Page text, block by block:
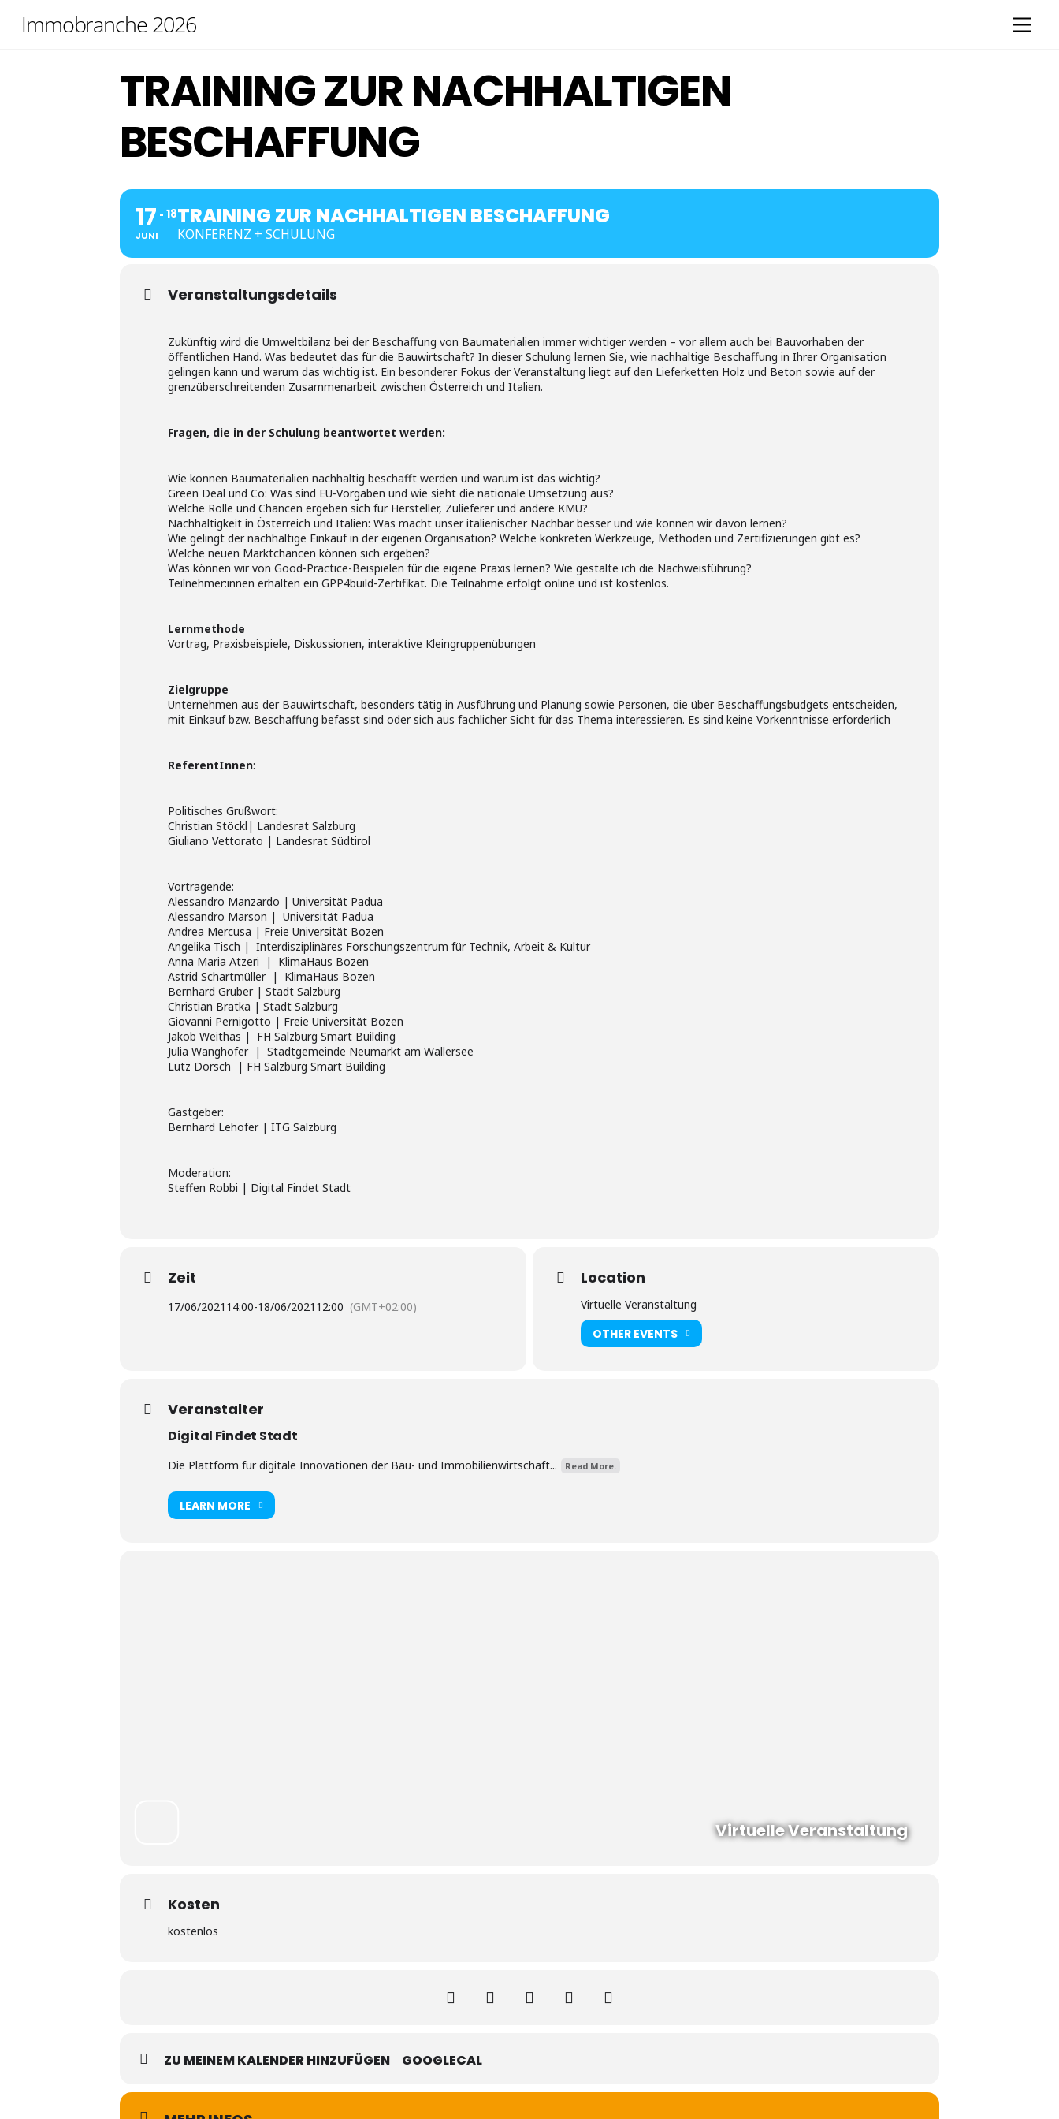
Immobranche 2026
TRAINING ZUR NACHHALTIGEN
BESCHAFFUNG
17
JUNI
18TRAINING ZUR NACHHALTIGEN BESCHAFFUNG
KONFERENZ + SCHULUNG
Veranstaltungsdetails
Zukünftig wird die Umweltbilanz bei der Beschaffung von Baumaterialien immer wichtiger werden – vor allem auch bei Bauvorhaben der
öffentlichen Hand. Was bedeutet das für die Bauwirtschaft? In dieser Schulung lernen Sie, wie nachhaltige Beschaffung in Ihrer Organisation
gelingen kann und warum das wichtig ist. Ein besonderer Fokus der Veranstaltung liegt auf den Lieferketten Holz und Beton sowie auf der
grenzüberschreitenden Zusammenarbeit zwischen Österreich und Italien.
Fragen, die in der Schulung beantwortet werden:
Wie können Baumaterialien nachhaltig beschafft werden und warum ist das wichtig?
Green Deal und Co: Was sind EU-Vorgaben und wie sieht die nationale Umsetzung aus?
Welche Rolle und Chancen ergeben sich für Hersteller, Zulieferer und andere KMU?
Nachhaltigkeit in Österreich und Italien: Was macht unser italienischer Nachbar besser und wie können wir davon lernen?
Wie gelingt der nachhaltige Einkauf in der eigenen Organisation? Welche konkreten Werkzeuge, Methoden und Zertifizierungen gibt es?
Welche neuen Marktchancen können sich ergeben?
Was können wir von Good-Practice-Beispielen für die eigene Praxis lernen? Wie gestalte ich die Nachweisführung?
Teilnehmer:innen erhalten ein GPP4build-Zertifikat. Die Teilnahme erfolgt online und ist kostenlos.
Lernmethode
Vortrag, Praxisbeispiele, Diskussionen, interaktive Kleingruppenübungen
Zielgruppe
Unternehmen aus der Bauwirtschaft, besonders tätig in Ausführung und Planung sowie Personen, die über Beschaffungsbudgets entscheiden,
mit Einkauf bzw. Beschaffung befasst sind oder sich aus fachlicher Sicht für das Thema interessieren. Es sind keine Vorkenntnisse erforderlich
ReferentInnen:
Politisches Grußwort:
Christian Stöckl| Landesrat Salzburg
Giuliano Vettorato | Landesrat Südtirol
Vortragende:
Alessandro Manzardo | Universität Padua
Alessandro Marson | Universität Padua
Andrea Mercusa | Freie Universität Bozen
Angelika Tisch | Interdisziplinäres Forschungszentrum für Technik, Arbeit & Kultur
Anna Maria Atzeri | KlimaHaus Bozen
Astrid Schartmüller | KlimaHaus Bozen
Bernhard Gruber | Stadt Salzburg
Christian Bratka | Stadt Salzburg
Giovanni Pernigotto | Freie Universität Bozen
Jakob Weithas | FH Salzburg Smart Building
Julia Wanghofer | Stadtgemeinde Neumarkt am Wallersee
Lutz Dorsch | FH Salzburg Smart Building
Gastgeber:
Bernhard Lehofer | ITG Salzburg
Moderation:
Steffen Robbi | Digital Findet Stadt
Zeit
17/06/2021 14:00-18/06/2021 12:00 (GMT+02:00)
Location
Virtuelle Veranstaltung
OTHER EVENTS
Veranstalter
Digital Findet Stadt
Die Plattform für digitale Innovationen der Bau- und Immobilienwirtschaft... Read More.
LEARN MORE
Virtuelle Veranstaltung
Kosten
kostenlos
ZU MEINEM KALENDER HINZUFÜGEN GOOGLECAL